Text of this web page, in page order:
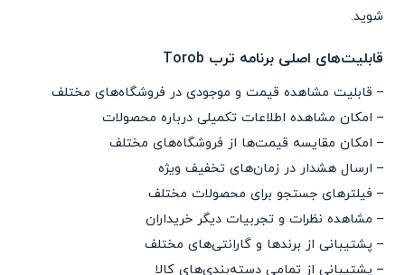
شوید.
قابلیت‌های اصلی برنامه ترب Torob
– قابلیت مشاهده قیمت و موجودی در فروشگاه‌های مختلف
– امکان مشاهده اطلاعات تکمیلی درباره محصولات
– امکان مقایسه قیمت‌ها از فروشگاه‌های مختلف
– ارسال هشدار در زمان‌های تخفیف ویژه
– فیلترهای جستجو برای محصولات مختلف
– مشاهده نظرات و تجربیات دیگر خریداران
– پشتیبانی از برندها و گارانتی‌های مختلف
– پشتیبانی از تمامی دسته‌بندی‌های کالا